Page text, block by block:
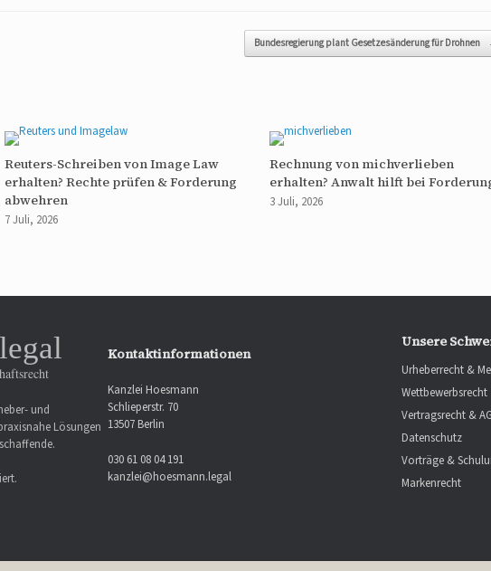
Bundesregierung plant Gesetzesänderung für Drohnen
Reuters-Schreiben von Image Law
erhalten? Rechte prüfen & Forderung
abwehren
7 Juli, 2026
Rechnung von michverlieben
erhalten? Anwalt hilft bei
3 Juli, 2026
und
Lösungen
Kontaktinformationen
Kanzlei Hoesmann
Schlieperstr. 70
13507 Berlin
030 61 08 04 191
kanzlei@hoesmann.legal
Unsere
Urheberrecht &
Wettbewerbsrecht
Vertragsrecht &
Datenschutz
Vorträge &
Markenrecht